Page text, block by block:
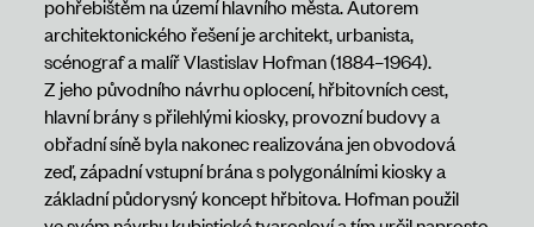
pohřebištěm na území hlavního města. Autorem
architektonického řešení je architekt, urbanista,
scénograf a malíř Vlastislav Hofman (1884–1964).
Z jeho původního návrhu oplocení, hřbitovních cest,
hlavní brány s přilehlými kiosky, provozní budovy a
obřadní síně byla nakonec realizována jen obvodová
zeď, západní vstupní brána s polygonálními kiosky a
základní půdorysný koncept hřbitova. Hofman použil